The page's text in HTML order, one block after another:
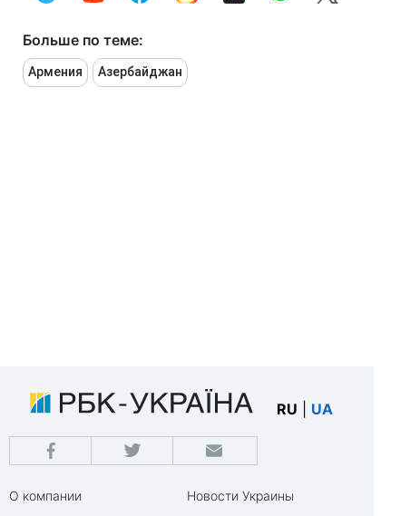
Больше по теме:
Армения Азербайджан
RU UA
О компании
Новости Украины